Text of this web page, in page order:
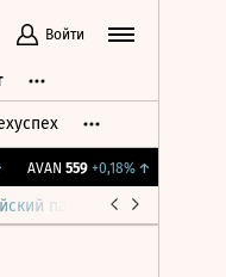
Войти
AVAN 559 +0,18%↑
парламент